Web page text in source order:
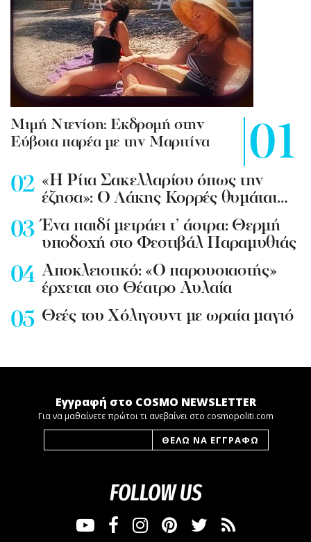
Mιμή Ντενίση: Εκδρομή στην
Εύβοια παρέα με την Μαριτίνα
«Η Ρίτα Σακελλαρίου όπως την
έζησα»: Ο Λάκης Κορρές θυμάται…
Ένα παιδί μετράει τ’ άστρα: Θερμή
υποδοχή στο Φεστιβάλ Παραμυθιάς
Aποκλειστικό: «Ο παρουσιαστής»
έρχεται στο Θέατρο Αυλαία
Θεές του Χόλιγουντ με ωραία μαγιό
Εγγραφή στο COSMO NEWSLETTER
Για να μαθαίνετε πρώτοι τι ανεβαίνει στο cosmopoliti.com
FOLLOW US